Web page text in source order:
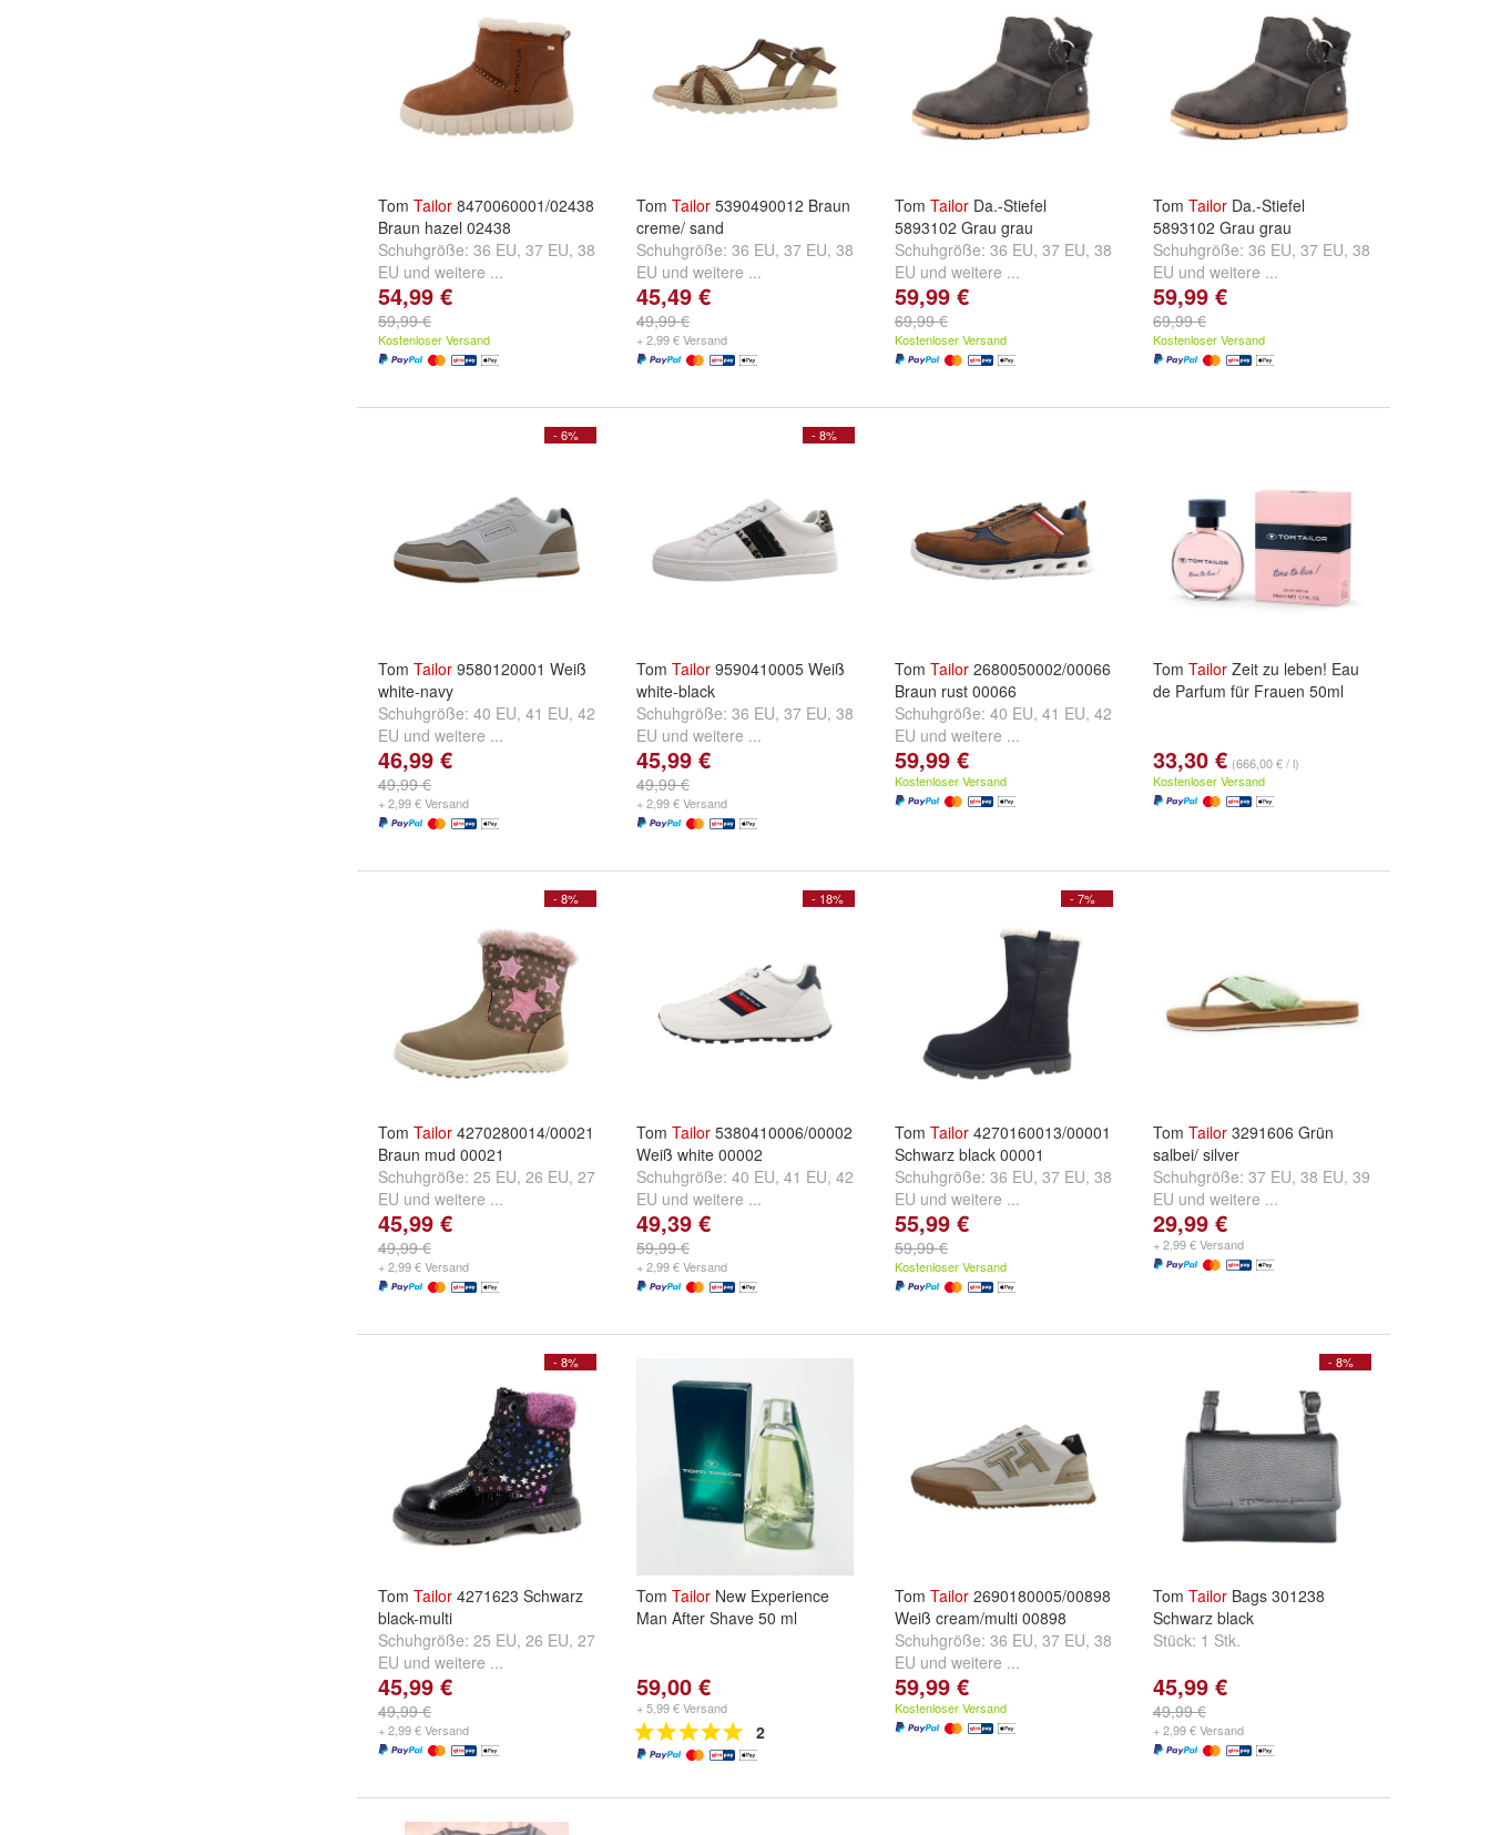
Tom Tailor 8470060001/02438
Braun hazel 02438
Schuhgröße: 36 EU, 37 EU, 38
EU und weitere ...
54,99 €
59,99 €
Kostenloser Versand
Tom Tailor 5390490012 Braun
creme/ sand
Schuhgröße: 36 EU, 37 EU, 38
EU und weitere ...
45,49 €
49,99 €
+ 2,99 € Versand
Tom Tailor Da.-Stiefel
5893102 Grau grau
Schuhgröße: 36 EU, 37 EU, 38
EU und weitere ...
59,99 €
69,99 €
Kostenloser Versand
Tom Tailor Da.-Stiefel
5893102 Grau grau
Schuhgröße: 36 EU, 37 EU, 38
EU und weitere ...
59,99 €
69,99 €
Kostenloser Versand
- 6%
Tom Tailor 9580120001 Weiß
white-navy
Schuhgröße: 40 EU, 41 EU, 42
EU und weitere ...
46,99 €
49,99 €
+ 2,99 € Versand
- 8%
Tom Tailor 9590410005 Weiß
white-black
Schuhgröße: 36 EU, 37 EU, 38
EU und weitere ...
45,99 €
49,99 €
+ 2,99 € Versand
Tom Tailor 2680050002/00066
Braun rust 00066
Schuhgröße: 40 EU, 41 EU, 42
EU und weitere ...
59,99 €
Kostenloser Versand
Tom Tailor Zeit zu leben! Eau
de Parfum für Frauen 50ml
33,30 € (666,00 € / l)
Kostenloser Versand
- 8%
Tom Tailor 4270280014/00021
Braun mud 00021
Schuhgröße: 25 EU, 26 EU, 27
EU und weitere ...
45,99 €
49,99 €
+ 2,99 € Versand
- 18%
Tom Tailor 5380410006/00002
Weiß white 00002
Schuhgröße: 40 EU, 41 EU, 42
EU und weitere ...
49,39 €
59,99 €
+ 2,99 € Versand
- 7%
Tom Tailor 4270160013/00001
Schwarz black 00001
Schuhgröße: 36 EU, 37 EU, 38
EU und weitere ...
55,99 €
59,99 €
Kostenloser Versand
Tom Tailor 3291606 Grün
salbei/ silver
Schuhgröße: 37 EU, 38 EU, 39
EU und weitere ...
29,99 €
+ 2,99 € Versand
- 8%
Tom Tailor 4271623 Schwarz
black-multi
Schuhgröße: 25 EU, 26 EU, 27
EU und weitere ...
45,99 €
49,99 €
+ 2,99 € Versand
Tom Tailor New Experience
Man After Shave 50 ml
59,00 €
+ 5,99 € Versand
2
Tom Tailor 2690180005/00898
Weiß cream/multi 00898
Schuhgröße: 36 EU, 37 EU, 38
EU und weitere ...
59,99 €
Kostenloser Versand
- 8%
Tom Tailor Bags 301238
Schwarz black
Stück: 1 Stk.
45,99 €
49,99 €
+ 2,99 € Versand